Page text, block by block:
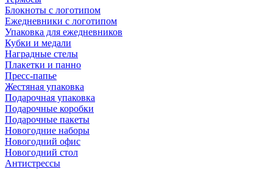
Блокноты с логотипом
Ежедневники с логотипом
Упаковка для ежедневников
Кубки и медали
Наградные стелы
Плакетки и панно
Пресс-папье
Жестяная упаковка
Подарочная упаковка
Подарочные коробки
Подарочные пакеты
Новогодние наборы
Новогодний офис
Новогодний стол
Антистрессы